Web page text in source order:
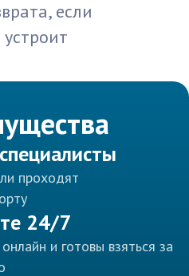
если
устроит
проходят
24/7
и готовы взяться за